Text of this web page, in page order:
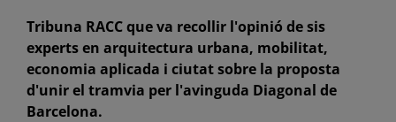
Tribuna RACC que va recollir l'opinió de sis
experts en arquitectura urbana, mobilitat,
economia aplicada i ciutat sobre la proposta
d'unir el tramvia per l'avinguda Diagonal de
Barcelona.